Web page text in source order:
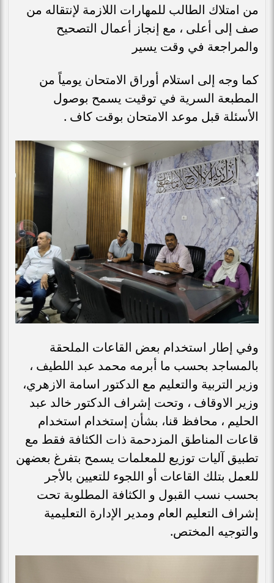
من امتلاك الطالب للمهارات اللازمة لإنتقاله من
صف إلى أعلى ، مع إنجاز أعمال التصحيح
والمراجعة في وقت يسير
كما وجه إلى استلام أوراق الامتحان يومياً من
المطبعة السرية في توقيت يسمح بوصول
الأسئلة قبل موعد الامتحان بوقت كاف .
وفي إطار استخدام بعض القاعات الملحقة
بالمساجد بحسب ما أبرمه محمد عبد اللطيف ،
وزير التربية والتعليم مع الدكتور اسامة الازهري،
وزير الاوقاف ، وتحت إشراف الدكتور خالد عبد
الحليم ، محافظ قنا، بشأن إستخدام استخدام
قاعات المناطق المزدحمة ذات الكثافة فقط مع
تطبيق آليات توزيع للمعلمات يسمح بتفرغ بعضهن
للعمل بتلك القاعات أو اللجوء للتعيين بالأجر
بحسب نسب القبول و الكثافة المطلوبة تحت
إشراف التعليم العام ومدير الإدارة التعليمية
والتوجيه المختص.